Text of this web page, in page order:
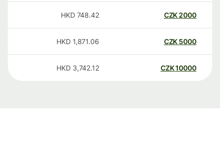
2000
CZK
748.42
HKD
5000
CZK
1,871.06
HKD
10000
CZK
3,742.12
HKD